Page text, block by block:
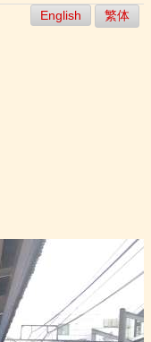
English 繁体